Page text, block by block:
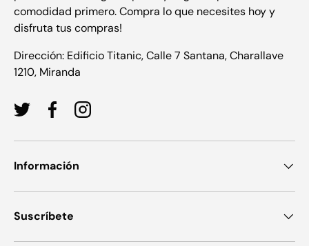
comodidad primero. Compra lo que necesites hoy y
disfruta tus compras!
Dirección: Edificio Titanic, Calle 7 Santana, Charallave
1210, Miranda
TwitterFacebookInstagram
Información
Suscríbete